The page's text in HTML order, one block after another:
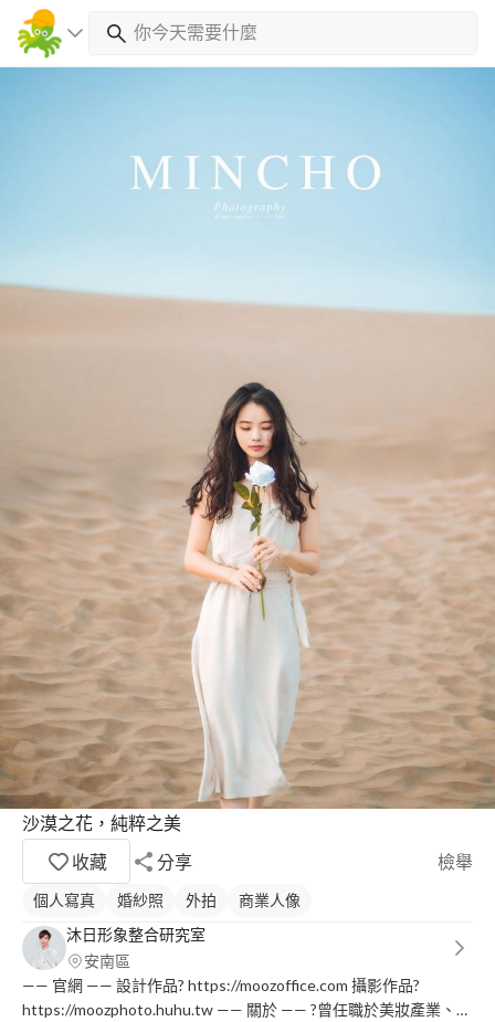
沙漠之花，純粹之美
收藏
分享 檢舉
個人寫真 婚紗照 外拍
商業人像
沐日形象整合研究室
安南區
—— 官網 —— 設計作品? https://moozoffice.com 攝影作品?
https://moozphoto.huhu.tw —— 關於 —— ?曾任職於美妝產業、連